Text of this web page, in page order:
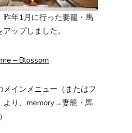
昨年1月に行った妻籠・馬
ップしました。
– Blossom
メインメニュー（またはフ
より、memory→妻籠・馬